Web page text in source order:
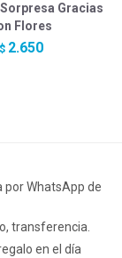
Gracias
Flores
$ 2.650
WhatsApp de
transferencia.
en el día